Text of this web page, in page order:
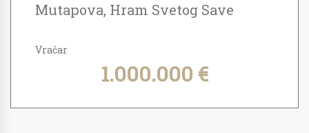
Mutapova, Hram Svetog Save
Vračar
1.000.000 €